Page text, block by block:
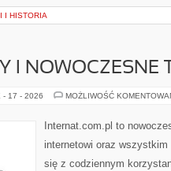
I HISTORIA
I NOWOCZESNE
- 17 - 2026 MOŻLIWOŚĆ
Internat.com.pl to
internetowi oraz
się z codziennym